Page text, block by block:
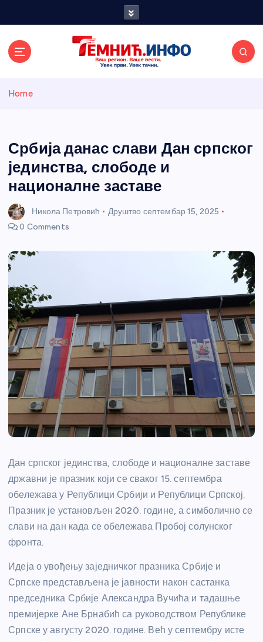
и портал
Home
Србија данас слави Дан српског
јединства, слободе и
националне заставе
Никола Петровић Друштво септембар 15, 2025
0 Comments
Дан српског јединства, слободе и националне заставе
државни је празник који се сваког 15. септембра
обележава у Републици Србији и Републици Српској.
Празник је установљен 2020. године, а симболично се
слави на дан када се обележава Пробој солунског
фронта.
Идеја о увођењу заједничког празника Србије и
Српске представљена је јавности након састанка
председника Србије Александра Вучића и тадашње
премијерке Ане Брнабић са руководством Републике
Српске у августу 2020. године. Већ у септембру исте